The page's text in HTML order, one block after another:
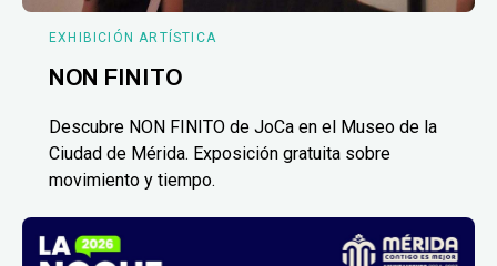
EXHIBICIÓN ARTÍSTICA
NON FINITO
Descubre NON FINITO de JoCa en el Museo de la
Ciudad de Mérida. Exposición gratuita sobre
movimiento y tiempo.